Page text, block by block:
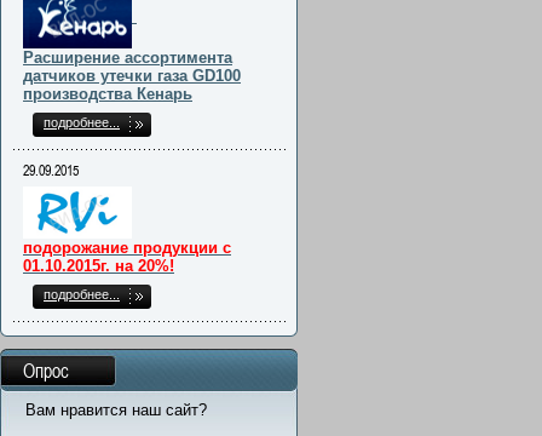
Расширение ассортимента
датчиков утечки газа GD100
производства Кенарь
подробнее...
29.09.2015
подорожание продукции с
01.10.2015г. на 20%!
подробнее...
Опрос
Вам нравится наш сайт?